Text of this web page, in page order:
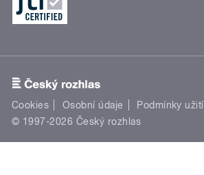
Cookies Osobní údaje Podmínky užití
© 1997-2026 Český rozhlas